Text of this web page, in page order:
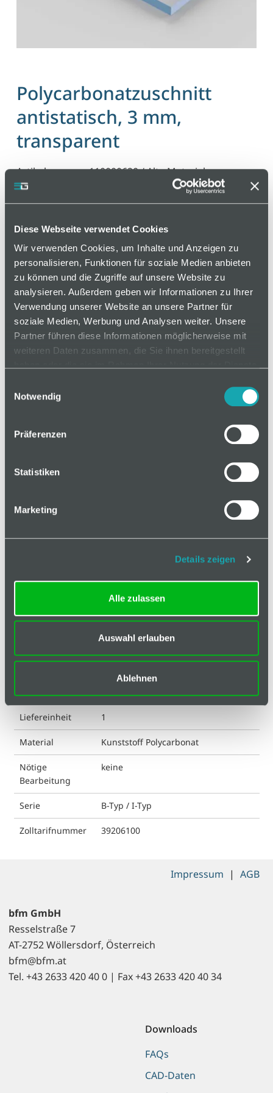
Diese Webseite verwendet Cookies
Wir verwenden Cookies, um Inhalte und Anzeigen zu
personalisieren, Funktionen für soziale Medien anbieten
zu können und die Zugriffe auf unsere Website zu
analysieren. Außerdem geben wir Informationen zu Ihrer
Verwendung unserer Website an unsere Partner für
soziale Medien, Werbung und Analysen weiter. Unsere
Partner führen diese Informationen möglicherweise mit
weiteren Daten zusammen, die Sie ihnen bereitgestellt
Notwendig
Präferenzen
Statistiken
Marketing
Details zeigen
Alle zulassen
Auswahl erlauben
Ablehnen
Polycarbonatzuschnitt
antistatisch, 3 mm,
transparent
Artikelnummer 110000620 / Alte Materialnummer:
500003AST
transparentem Kunststoff. Ideal für
Schutzabdeckungen und Maschinenverkleidungen
in der Industrieautomation.
auf Anfrage
In den Warenkorb
Technische Spezifikation
Hinweis
ja
Farbe transparent
Liefereinheit 1
Material Kunststoff Polycarbonat
Nötige
Bearbeitung
keine
Serie B-Typ / I-Typ
Zolltarifnummer 39206100
bfm GmbH
Resselstraße 7
AT-2752 Wöllersdorf, Österreich
bfm@bfm.at
Tel. +43 2633 420 40 0 | Fax +43 2633 420 40 34
Downloads
FAQs
CAD-Daten
Impressum | AGB